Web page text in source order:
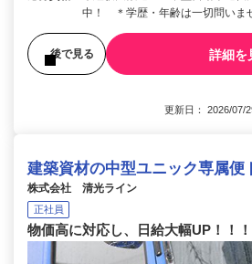
中！ ＊学歴・年齢は一切問いま
後で見る 詳細を
更新日： 2026/
建築資材の中型ユニック専属便
株式会社 清光ライン
正社員
物価高に対応し、日給大幅UP！！